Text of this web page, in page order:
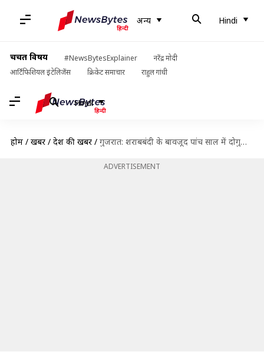
अन्य Hindi
चर्चित विषय #NewsBytesExplainer
नरेंद्र मोदी
आर्टिफिशियल इंटेलिजेंस
क्रिकेट समाचार राहुल गांधी
Hindi
होम / खबरें / देश की खबरें / गुजरात: शराबबंदी के बावजूद पांच साल में दोगुनी हुई शराब पीने वाली महिलाओं की संख्या
ADVERTISEMENT